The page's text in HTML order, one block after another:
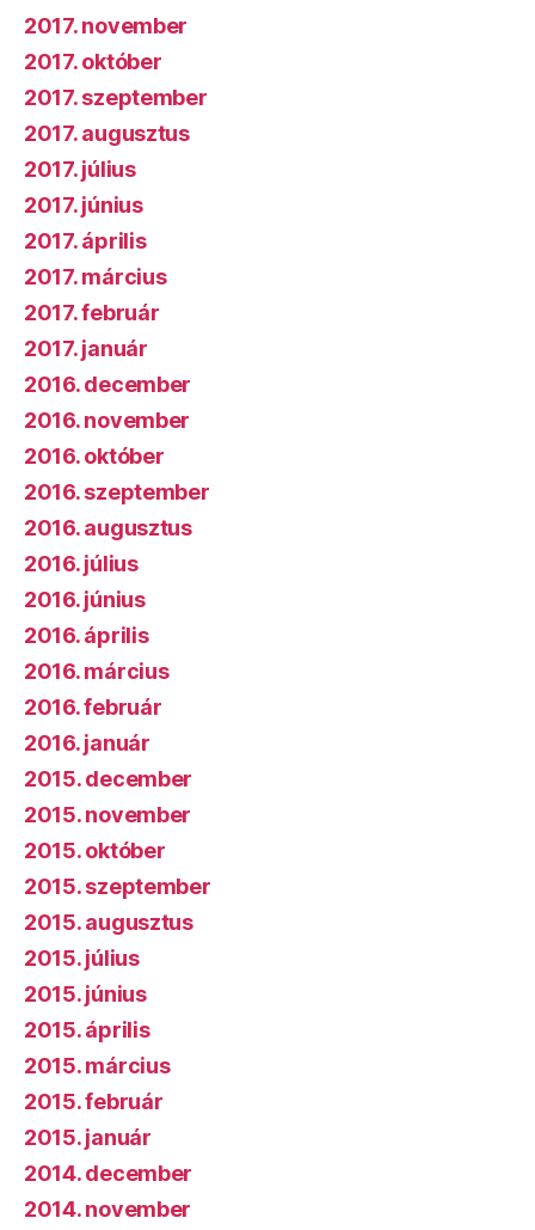
2017. november
2017. október
2017. szeptember
2017. augusztus
2017. július
2017. június
2017. április
2017. március
2017. február
2017. január
2016. december
2016. november
2016. október
2016. szeptember
2016. augusztus
2016. július
2016. június
2016. április
2016. március
2016. február
2016. január
2015. december
2015. november
2015. október
2015. szeptember
2015. augusztus
2015. július
2015. június
2015. április
2015. március
2015. február
2015. január
2014. december
2014. november